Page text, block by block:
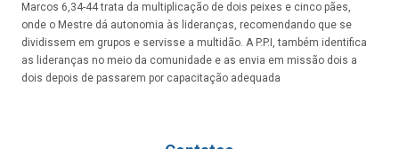
Marcos 6,34-44 trata da multiplicação de dois peixes e cinco pães,
onde o Mestre dá autonomia às lideranças, recomendando que se
dividissem em grupos e servisse a multidão. A P.P.I, também identifica
as lideranças no meio da comunidade e as envia em missão dois a
dois depois de passarem por capacitação adequada